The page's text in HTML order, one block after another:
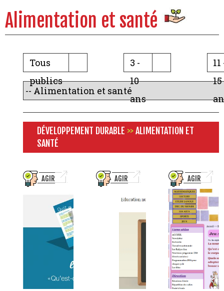
Alimentation et santé
Tous
publics
3 -
10
ans
11
15
DÉVELOPPEMENT DURABLE >>ALIMENTATION ET
SANTÉ
AGIR AGIR AGIR